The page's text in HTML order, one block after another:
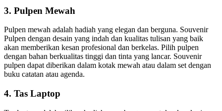
3. Pulpen Mewah
Pulpen mewah adalah hadiah yang elegan dan berguna. Souvenir
Pulpen dengan desain yang indah dan kualitas tulisan yang baik
akan memberikan kesan profesional dan berkelas. Pilih pulpen
dengan bahan berkualitas tinggi dan tinta yang lancar. Souvenir
pulpen dapat diberikan dalam kotak mewah atau dalam set dengan
buku catatan atau agenda.
4. Tas Laptop